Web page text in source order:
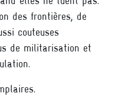
des frontières, de
couteuses
de militarisation et